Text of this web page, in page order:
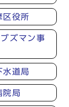
区役所
ズマン事
水道局
院局